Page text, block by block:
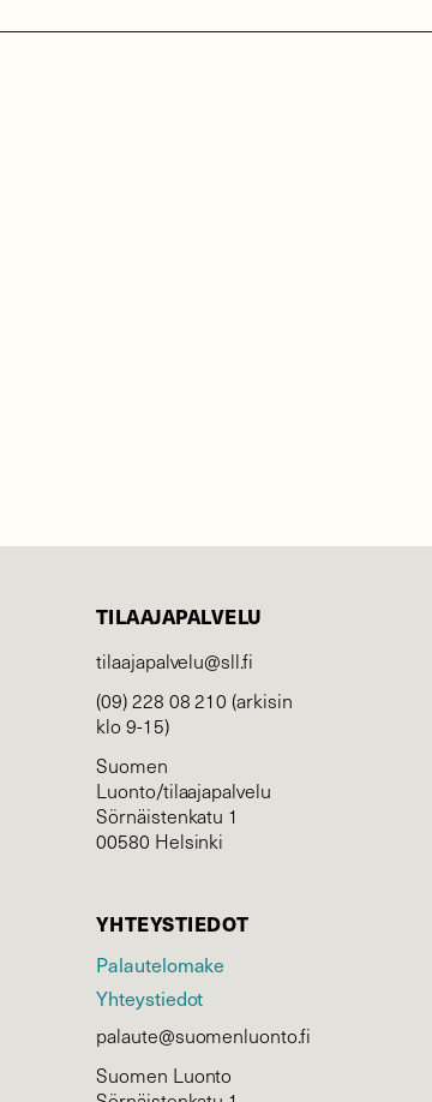
TILAAJAPALVELU
tilaajapalvelu@sll.fi
(09) 228 08 210 (arkisin
klo 9-15)
Suomen
Luonto/tilaajapalvelu
Sörnäistenkatu 1
00580 Helsinki
YHTEYSTIEDOT
Palautelomake
Yhteystiedot
palaute@suomenluonto.fi
Suomen Luonto